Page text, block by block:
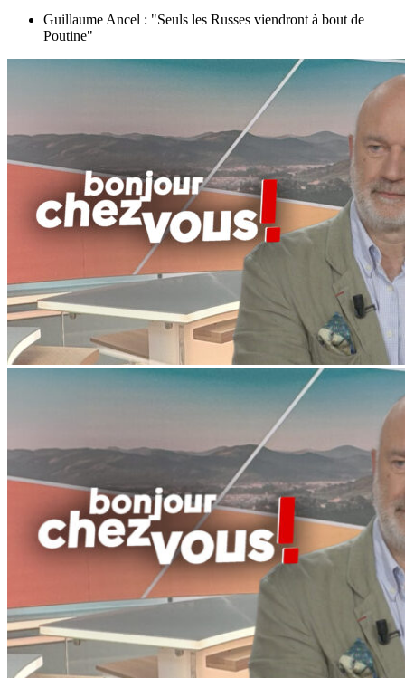
Guillaume Ancel : "Seuls les Russes viendront à bout de
Poutine"